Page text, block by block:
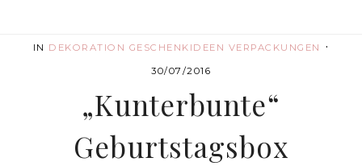
IN DEKORATION GESCHENKIDEEN VERPACKUNGEN ·
30/07/2016
„Kunterbunte“
Geburtstagsbox